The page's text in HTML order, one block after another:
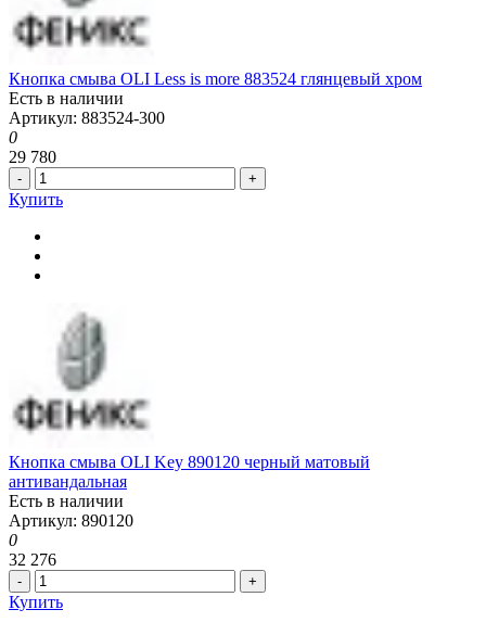
Кнопка смыва OLI Less is more 883524 глянцевый хром
Есть в наличии
Артикул: 883524-300
0
29 780
- +
Купить
Кнопка смыва OLI Key 890120 черный матовый
антивандальная
Есть в наличии
Артикул: 890120
0
32 276
- +
Купить